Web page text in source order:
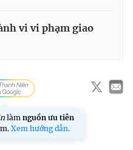
vi vi phạm giao
làm nguồn ưu tiên
Xem hướng dẫn.